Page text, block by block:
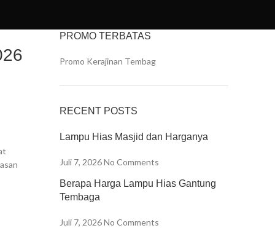
PROMO TERBATAS
Promo Kerajinan Tembag
RECENT POSTS
Lampu Hias Masjid dan Harganya
Juli 7, 2026 No Comments
Berapa Harga Lampu Hias Gantung
Tembaga
Juli 7, 2026 No Comments